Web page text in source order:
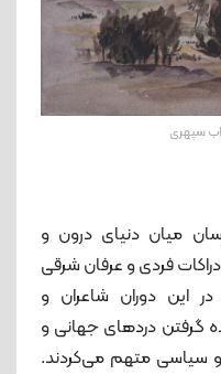
سپهری
میان دنیای درون و
فردی و عرفان شرقی
این دوران شاعران و
گرفتن دردهای جهانی و
سیاسی متهم می‌کردند.